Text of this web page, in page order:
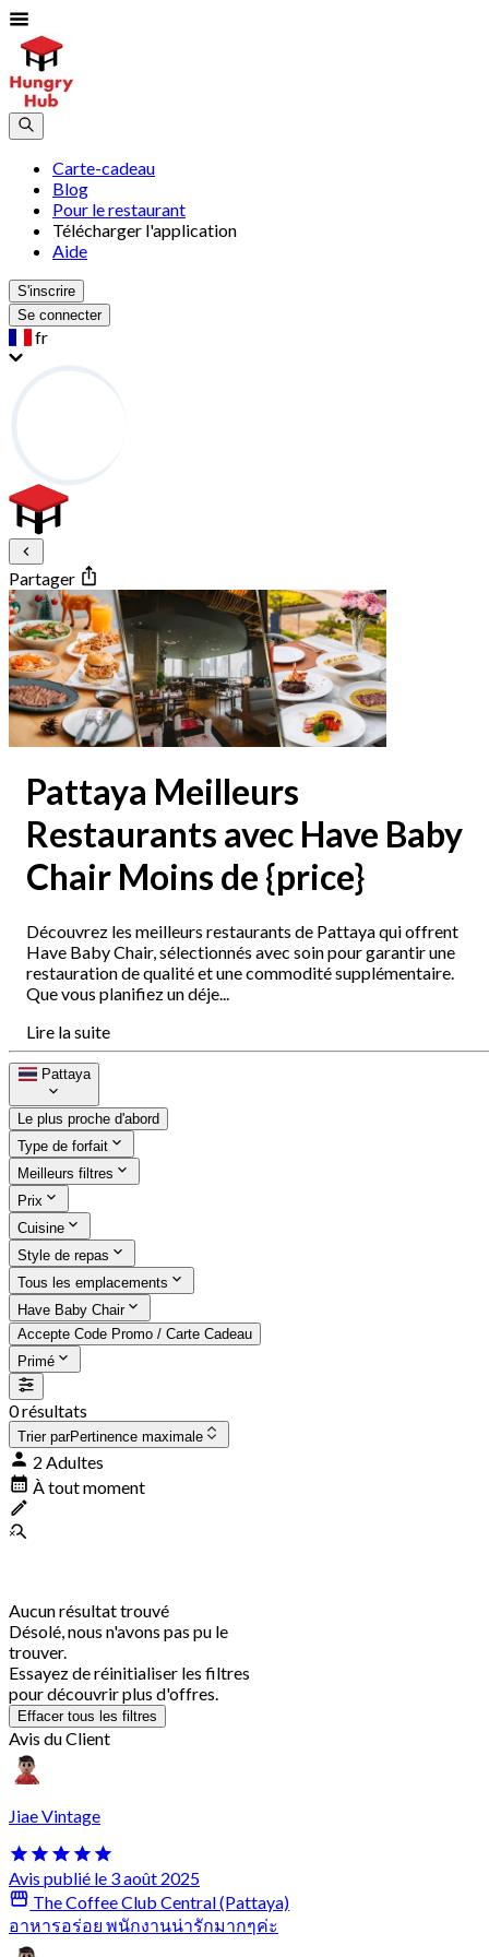
Carte-cadeau
Blog
Pour le restaurant
Télécharger l'application
Aide
S'inscrire
Se connecter
fr
Partager
Pattaya Meilleurs
Restaurants avec Have Baby
Chair Moins de {price}
Découvrez les meilleurs restaurants de Pattaya qui offrent
Have Baby Chair, sélectionnés avec soin pour garantir une
restauration de qualité et une commodité supplémentaire.
Que vous planifiez un déje...
Lire la suite
Pattaya
Le plus proche d'abord
Type de forfait
Meilleurs filtres
Prix
Cuisine
Style de repas
Tous les emplacements
Have Baby Chair
Accepte Code Promo / Carte Cadeau
Primé
0 résultats
Trier parPertinence maximale
2 Adultes
À tout moment
Aucun résultat trouvé
Désolé, nous n'avons pas pu le
trouver.
Essayez de réinitialiser les filtres
pour découvrir plus d'offres.
Effacer tous les filtres
Avis du Client
Jiae Vintage
Avis publié le 3 août 2025
The Coffee Club Central (Pattaya)
อาหารอร่อย พนักงานน่ารักมากๆค่ะ